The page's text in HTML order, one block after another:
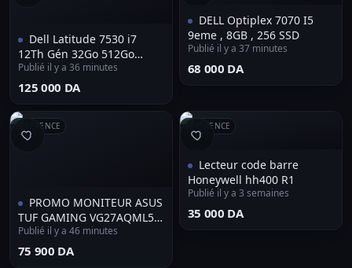
Dell Latitude 7530 i7
12Th Gén 32Go 512Go
Tactile 15.6"
Publié il y a 36 minutes
⁦125 000 DA⁩
DELL Optiplex 7070 I5
9eme , 8GB , 256 SSD
Publié il y a 37 minutes
⁦68 000 DA⁩
RÉFÉRENCE
PROMO MONITEUR ASUS
TUF GAMING VG27AQML5A
27" - 2K, 300HZ, FAST IPS
Publié il y a 46 minutes
⁦75 900 DA⁩
RÉFÉRENCE
Lecteur code barre
Honeywell hh400 R1
Publié il y a 3 semaines
⁦35 000 DA⁩